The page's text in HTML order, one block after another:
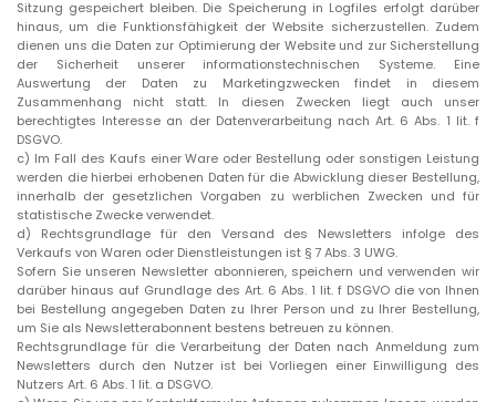
Sitzung gespeichert bleiben. Die Speicherung in Logfiles erfolgt darüber
hinaus, um die Funktionsfähigkeit der Website sicherzustellen. Zudem
dienen uns die Daten zur Optimierung der Website und zur Sicherstellung
der Sicherheit unserer informationstechnischen Systeme. Eine
Auswertung der Daten zu Marketingzwecken findet in diesem
Zusammenhang nicht statt. In diesen Zwecken liegt auch unser
berechtigtes Interesse an der Datenverarbeitung nach Art. 6 Abs. 1 lit. f
DSGVO.
c) Im Fall des Kaufs einer Ware oder Bestellung oder sonstigen Leistung
werden die hierbei erhobenen Daten für die Abwicklung dieser Bestellung,
innerhalb der gesetzlichen Vorgaben zu werblichen Zwecken und für
statistische Zwecke verwendet.
d)
Rechtsgrundlage für den Versand des Newsletters infolge des
Verkaufs von Waren oder Dienstleistungen ist § 7 Abs. 3 UWG.
Sofern Sie unseren Newsletter abonnieren, speichern und verwenden wir
darüber hinaus auf Grundlage des Art. 6 Abs. 1 lit. f DSGVO die von Ihnen
bei Bestellung angegeben Daten zu Ihrer Person und zu Ihrer Bestellung,
um Sie als Newsletterabonnent bestens betreuen zu können.
Rechtsgrundlage für die Verarbeitung der Daten nach Anmeldung zum
Newsletters durch den Nutzer ist bei Vorliegen einer Einwilligung des
Nutzers Art. 6 Abs. 1 lit. a DSGVO.